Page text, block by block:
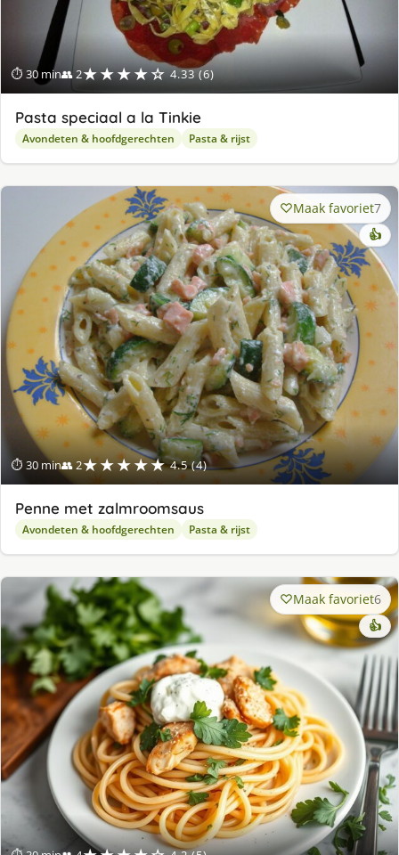
⏱ 30 min👥 2★★★★☆ 4.33 (6)
Pasta speciaal a la Tinkie
Avondeten & hoofdgerechten Pasta & rijst
⏱ 30 min👥 2★★★★★ 4.5 (4)
Maak favoriet7
👍
Penne met zalmroomsaus
Avondeten & hoofdgerechten Pasta & rijst
Maak favoriet6
👍